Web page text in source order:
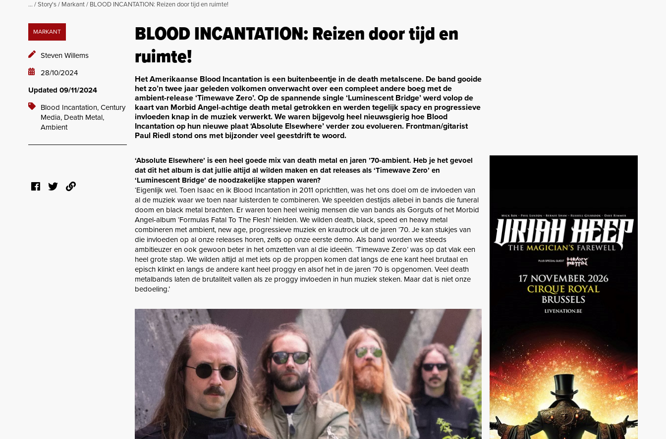
... /Story's/ Markant/ BLOOD INCANTATION: Reizen door tijd en ruimte!
MARKANT
Steven Willems
28/10/2024
Updated 09/11/2024
Blood Incantation, Century
Media, Death Metal,
Ambient
BLOOD INCANTATION: Reizen door tijd en
ruimte!
Het Amerikaanse Blood Incantation is een buitenbeentje in de death metalscene. De band gooide
het zo’n twee jaar geleden volkomen onverwacht over een compleet andere boeg met de
ambient-release ‘Timewave Zero’. Op de spannende single ‘Luminescent Bridge’ werd volop de
kaart van Morbid Angel-achtige death metal getrokken en werden tegelijk spacy en progressieve
invloeden knap in de muziek verwerkt. We waren bijgevolg heel nieuwsgierig hoe Blood
Incantation op hun nieuwe plaat ‘Absolute Elsewhere’ verder zou evolueren. Frontman/gitarist
Paul Riedl stond ons met bijzonder veel geestdrift te woord.
‘Absolute Elsewhere’ is een heel goede mix van death metal en jaren ’70-ambient. Heb je het gevoel
dat dit het album is dat jullie altijd al wilden maken en dat releases als ‘Timewave Zero’ en
‘Luminescent Bridge’ de noodzakelijke stappen waren?
‘Eigenlijk wel. Toen Isaac en ik Blood Incantation in 2011 oprichtten, was het ons doel om de invloeden van
al de muziek waar we toen naar luisterden te combineren. We speelden destijds allebei in bands die funeral
doom en black metal brachten. Er waren toen heel weinig mensen die van bands als Gorguts of het Morbid
Angel-album ‘Formulas Fatal To The Flesh’ hielden. We wilden death, black, speed en heavy metal
combineren met ambient, new age, progressieve muziek en krautrock uit de jaren ‘70. Je kan stukjes van
die invloeden op al onze releases horen, zelfs op onze eerste demo. Als band worden we steeds
ambitieuzer en ook gewoon beter in het omzetten van al die ideeën. ‘Timewave Zero’ was op dat vlak een
heel grote stap. We wilden altijd al met iets op de proppen komen dat langs de ene kant heel brutaal en
episch klinkt en langs de andere kant heel proggy en alsof het in de jaren ‘70 is opgenomen. Veel death
metalbands laten de brutaliteit vallen als ze proggy invloeden in hun muziek steken. Maar dat is niet onze
bedoeling.’